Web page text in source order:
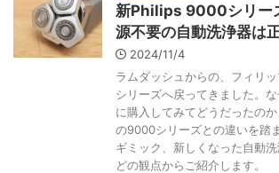
新Philips 9000シリー
源不要の自動洗浄器は
2024/11/4
ラムダッシュからの、フィリ
シリーズへ戻ってきました。
に購入してみてどうだったの
の9000シリーズとの違いを踏
ギミック、新しくなった自動
どの観点からご紹介します。